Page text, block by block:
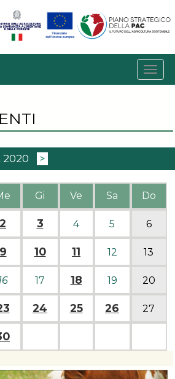
2020 >
Gi Ve Sa Do
2 3 4 5 6
9 10 11 12 13
17 18 19 20
24 25 26 27